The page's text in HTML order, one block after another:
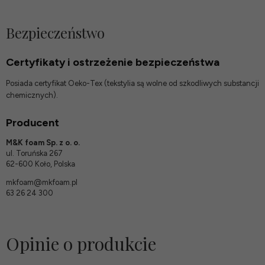
Bezpieczeństwo
Certyfikaty i ostrzeżenie bezpieczeństwa
Posiada certyfikat Oeko-Tex (tekstylia są wolne od szkodliwych substancji
chemicznych).
Producent
M&K foam Sp. z o. o.
ul. Toruńska 267
62-600 Koło, Polska
mkfoam@mkfoam.pl
63 26 24 300
Opinie o produkcie